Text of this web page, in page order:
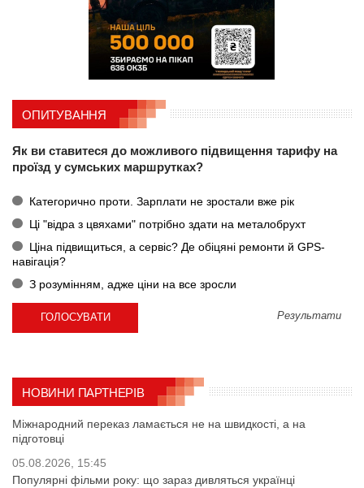
ОПИТУВАННЯ
Як ви ставитеся до можливого підвищення тарифу на
проїзд у сумських маршрутках?
Категорично проти. Зарплати не зростали вже рік
Ці "відра з цвяхами" потрібно здати на металобрухт
Ціна підвищиться, а сервіс? Де обіцяні ремонти й GPS-
навігація?
З розумінням, адже ціни на все зросли
Результати
НОВИНИ ПАРТНЕРІВ
Міжнародний переказ ламається не на швидкості, а на
підготовці
05.08.2026, 15:45
Популярні фільми року: що зараз дивляться українці